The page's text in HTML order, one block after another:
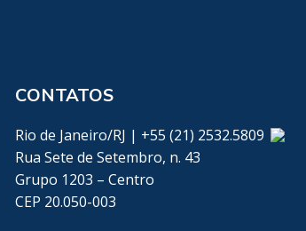
CONTATOS
Rio de Janeiro/RJ | +55 (21) 2532.5809
Rua Sete de Setembro, n. 43
Grupo 1203 – Centro
CEP 20.050-003